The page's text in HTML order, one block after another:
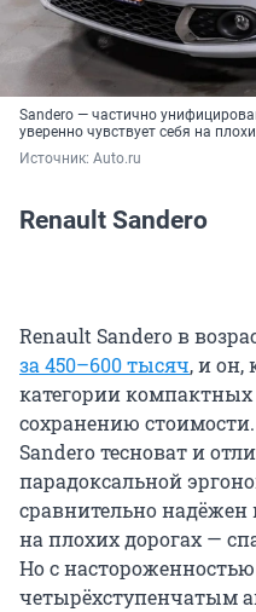
Sandero — частично
уверенно чувствует себя на
Источник: Auto.ru
Renault Sandero
Renault Sandero в
за 450–600 тысяч, и он,
категории
сохранению
Sandero тесноват и
парадоксальной
сравнительно надёжен
на плохих дорогах —
Но с
четырёхступенчатым